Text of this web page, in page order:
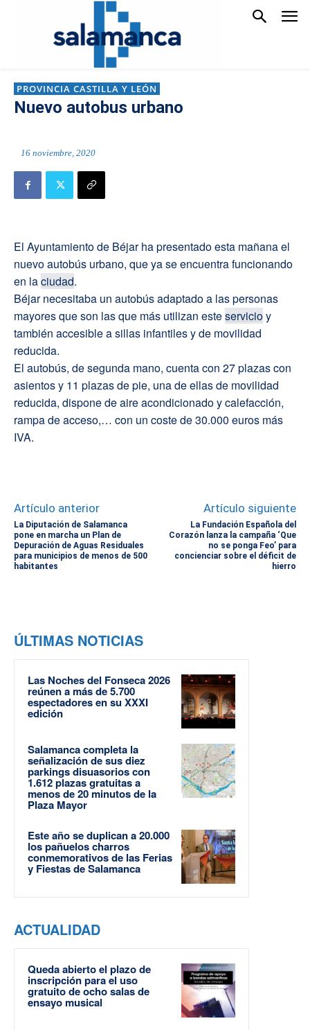
PROVINCIA CASTILLA Y LEÓN
Nuevo autobus urbano
16 noviembre, 2020
El Ayuntamiento de Béjar ha presentado esta mañana el
nuevo autobús urbano, que ya se encuentra funcionando
en laciudad.
Béjar necesitaba un autobús adaptado a las personas
mayores que son las que más utilizan esteservicioy
también accesible a sillas infantiles y de movilidad
reducida.
El autobús, de segunda mano, cuenta con 27 plazas con
asientos y 11 plazas de pie, una de ellas de movilidad
reducida, dispone de aire acondicionado y calefacción,
rampa de acceso,… con un coste de 30.000 euros más
IVA.
Artículo anterior
La Diputación de Salamanca
pone en marcha un Plan de
Depuración de Aguas Residuales
para municipios de menos de 500
habitantes
Artículo siguiente
La Fundación Española del
Corazón lanza la campaña ‘Que
no se ponga Feo’ para
concienciar sobre el déficit de
hierro
ÚLTIMAS NOTICIAS
Las Noches del Fonseca 2026
reúnen a más de 5.700
espectadores en su XXXI
edición
Salamanca completa la
señalización de sus diez
parkings disuasorios con
1.612 plazas gratuitas a
menos de 20 minutos de la
Plaza Mayor
Este año se duplican a 20.000
los pañuelos charros
conmemorativos de las Ferias
y Fiestas de Salamanca
ACTUALIDAD
Queda abierto el plazo de
inscripción para el uso
gratuito de ocho salas de
ensayo musical